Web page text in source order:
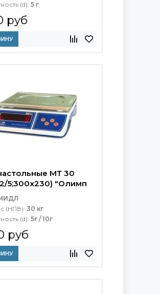
(d): 5 г
руб
МТ 30
5;300х230) "Олимп
(НПВ): 30 кг
(d): 5г / 10г
руб